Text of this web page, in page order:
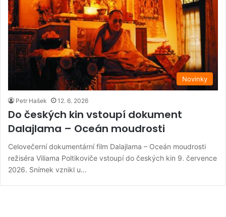
Novinky
Petr Hašek 12. 6. 2026
Do českých kin vstoupí dokument
Dalajlama – Oceán moudrosti
Celovečerní dokumentární film Dalajlama – Oceán moudrosti
režiséra Viliama Poltikoviče vstoupí do českých kin 9. července
2026. Snímek vznikl u…